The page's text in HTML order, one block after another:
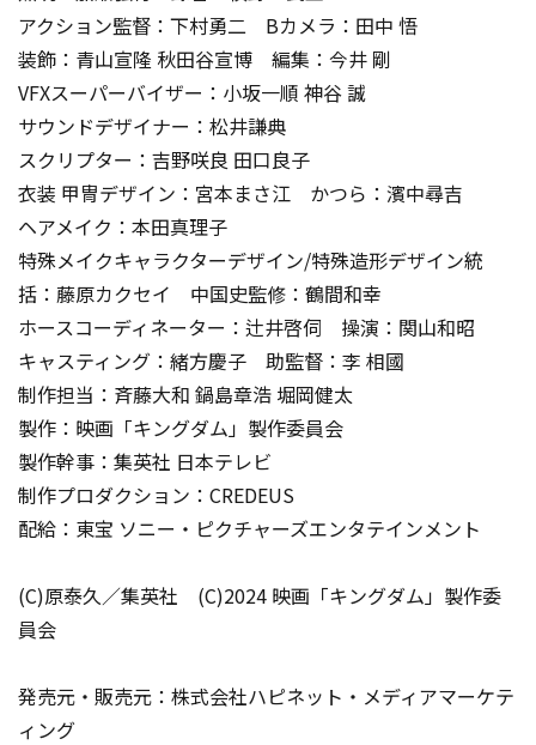
アクション監督：下村勇二 Bカメラ：田中 悟
装飾：青山宣隆 秋田谷宣博 編集：今井 剛
VFXスーパーバイザー：小坂一順 神谷 誠
サウンドデザイナー：松井謙典
スクリプター：吉野咲良 田口良子
衣装 甲冑デザイン：宮本まさ江 かつら：濱中尋吉
ヘアメイク：本田真理子
特殊メイクキャラクターデザイン/特殊造形デザイン統
括：藤原カクセイ 中国史監修：鶴間和幸
ホースコーディネーター：辻井啓伺 操演：関山和昭
キャスティング：緒方慶子 助監督：李 相國
制作担当：斉藤大和 鍋島章浩 堀岡健太
製作：映画「キングダム」製作委員会
製作幹事：集英社 日本テレビ
制作プロダクション：CREDEUS
配給：東宝 ソニー・ピクチャーズエンタテインメント
(C)原泰久／集英社 (C)2024 映画「キングダム」製作委
員会
発売元・販売元：株式会社ハピネット・メディアマーケテ
ィング